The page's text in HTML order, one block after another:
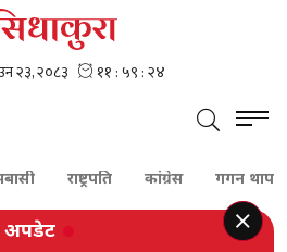
राष्ट्रपति कांग्रेस गगन थापा
अपडेट